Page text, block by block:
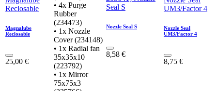
Magnalube
Reclosable
25,00 €
• 4x Purge
Rubber
(234473)
• 1x Nozzle
Cover (234148)
• 1x Radial fan
35x35x10
(223792)
• 1x Mirror
75x75x3
Nozzle Seal S
8,58 €
Nozzle Seal
UM3/Factor 4
8,75 €